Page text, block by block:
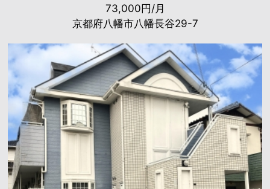
73,000円/月
京都府八幡市八幡長谷29-7